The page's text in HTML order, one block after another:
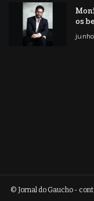
os
© Jornal do Gaucho -